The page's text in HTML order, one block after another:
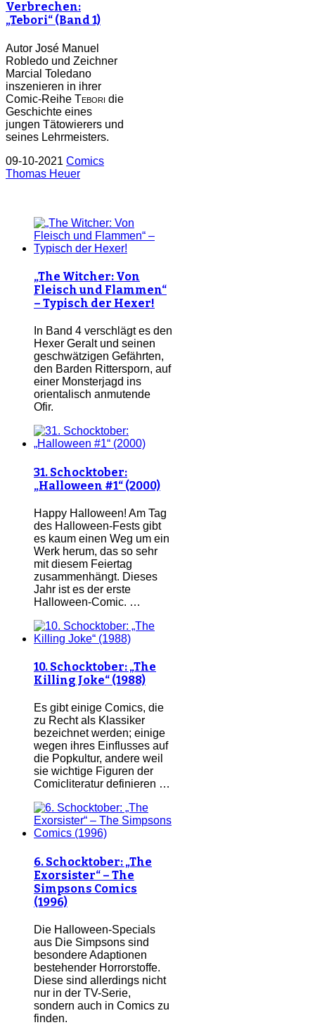
Verbrechen:
„Tebori“ (Band 1)
Autor José Manuel
Robledo und Zeichner
Marcial Toledano
inszenieren in ihrer
Comic-Reihe Tebori die
Geschichte eines
jungen Tätowierers und
seines Lehrmeisters.
09-10-2021 Comics
Thomas Heuer
„The Witcher: Von
Fleisch und Flammen“
– Typisch der Hexer!
In Band 4 verschlägt es den
Hexer Geralt und seinen
geschwätzigen Gefährten,
den Barden Rittersporn, auf
einer Monsterjagd ins
orientalisch anmutende
Ofir.
31. Schocktober:
„Halloween #1“ (2000)
Happy Halloween! Am Tag
des Halloween-Fests gibt
es kaum einen Weg um ein
Werk herum, das so sehr
mit diesem Feiertag
zusammenhängt. Dieses
Jahr ist es der erste
Halloween-Comic. …
10. Schocktober: „The
Killing Joke“ (1988)
Es gibt einige Comics, die
zu Recht als Klassiker
bezeichnet werden; einige
wegen ihres Einflusses auf
die Popkultur, andere weil
sie wichtige Figuren der
Comicliteratur definieren …
6. Schocktober: „The
Exorsister“ – The
Simpsons Comics
(1996)
Die Halloween-Specials
aus Die Simpsons sind
besondere Adaptionen
bestehender Horrorstoffe.
Diese sind allerdings nicht
nur in der TV-Serie,
sondern auch in Comics zu
finden.